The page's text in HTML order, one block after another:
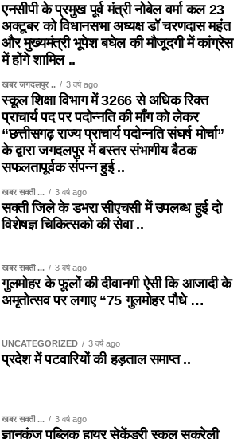
एनसीपी के प्रमुख पूर्व मंत्री नोबेल वर्मा कल 23
अक्टूबर को विधानसभा अध्यक्ष डॉ चरणदास महंत
और मुख्यमंत्री भूपेश बघेल की मौजूदगी में कांग्रेस
में होंगे शामिल ..
खबर जगदलपुर .. 3 वर्ष ago
स्कूल शिक्षा विभाग में 3266 से अधिक रिक्त
प्राचार्य पद पर पदोन्नति की माँग को लेकर
“छत्तीसगढ़ राज्य प्राचार्य पदोन्नति संघर्ष मोर्चा”
के द्वारा जगदलपुर में बस्तर संभागीय बैठक
सफलतापूर्वक संपन्न हुई ..
खबर सक्ती ... 3 वर्ष ago
सक्ती जिले के डभरा सीएचसी में उपलब्ध हुई दो
विशेषज्ञ चिकित्सको की सेवा ..
खबर सक्ती ... 3 वर्ष ago
गुलमोहर के फूलों की दीवानगी ऐसी कि आजादी के
अमृतोत्सव पर लगाए “75 गुलमोहर पौधे …
UNCATEGORIZED 3 वर्ष ago
प्रदेश में पटवारियों की हड़ताल समाप्त ..
खबर सक्ती ... 3 वर्ष ago
ज्ञानकुंज पब्लिक हायर सेकेंडरी स्कूल सकरेली